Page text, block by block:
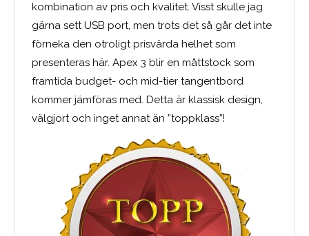
kombination av pris och kvalitet. Visst skulle jag
gärna sett USB port, men trots det så går det inte
förneka den otroligt prisvärda helhet som
presenteras här. Apex 3 blir en måttstock som
framtida budget- och mid-tier tangentbord
kommer jämföras med. Detta är klassisk design,
välgjort och inget annat än ”toppklass”!